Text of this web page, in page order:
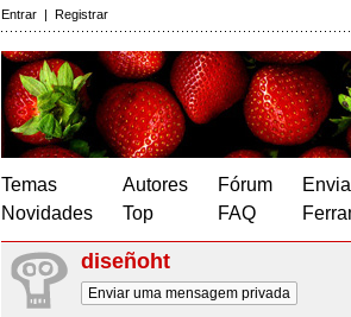
Entrar | Registrar
Temas
Novidades
Autores
Top
Fórum
FAQ
diseñoht
Enviar uma mensagem privada